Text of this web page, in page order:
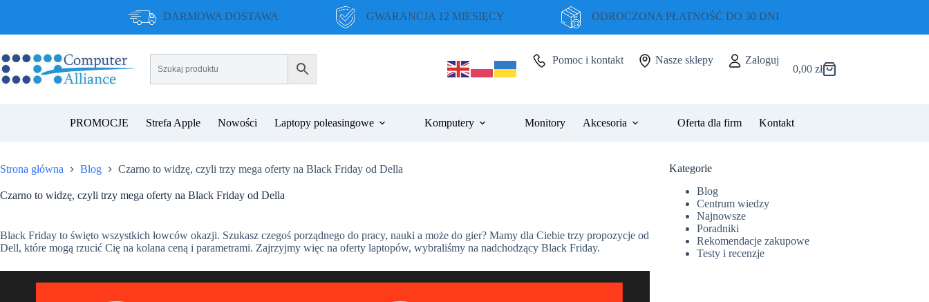
DARMOWA DOSTAWA GWARANCJA 12 MIESIĘCY ODROCZONA PŁATNOŚĆ DO 30 DNI
Pomoc i kontakt Nasze sklepy
Zaloguj
Koszyk
0,00 zł
PROMOCJE Strefa Apple Nowości Laptopy poleasingowe Komputery Monitory Akcesoria Oferta dla firm Kontakt
Strona główna Blog Czarno to widzę, czyli trzy mega oferty na Black Friday od Della
Czarno to widzę, czyli trzy mega oferty na Black Friday od Della
Black Friday to święto wszystkich łowców okazji. Szukasz czegoś porządnego do pracy, nauki a może do gier? Mamy dla Ciebie trzy propozycje od
Dell, które mogą rzucić Cię na kolana ceną i parametrami. Zajrzyjmy więc na oferty laptopów, wybraliśmy na nadchodzący Black Friday.
Kategorie
Blog
Centrum wiedzy
Najnowsze
Poradniki
Rekomendacje zakupowe
Testy i recenzje